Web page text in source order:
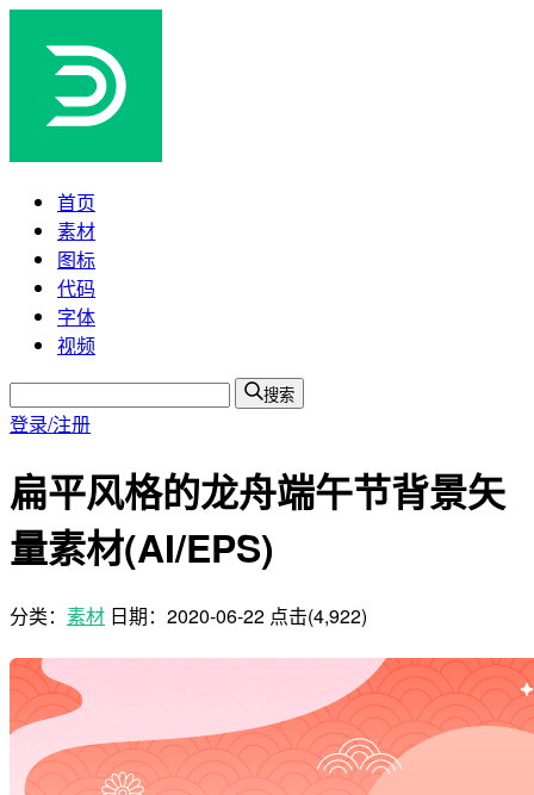
首页
素材
图标
代码
字体
视频
搜索
登录/注册
扁平风格的龙舟端午节背景矢
量素材(AI/EPS)
分类： 素材 日期： 2020-06-22 点击(4,922)